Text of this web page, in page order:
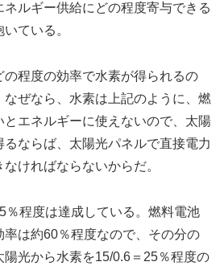
ルギー供給にどの程度寄与できる
ている。
の程度の効率で水素が得られるの
ぜなら、水素は上記のように、燃
エネルギーに使えないので、太陽
ならば、太陽光パネルで直接電力
ければならないからだ。
％程度は達成している。燃料電池
率は約60％程度なので、その分の
陽光から水素を15/0.6＝25％程度の